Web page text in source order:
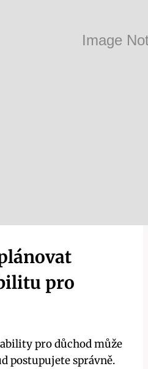
pro
pro důchod‌ může
postupujete správně.